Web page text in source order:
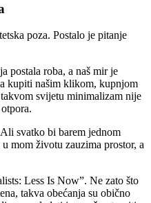
poza. Postalo je pitanje
postala roba, a naš mir je
kupiti našim klikom, kupnjom
svijetu minimalizam nije
svatko bi barem jednom
mom životu zauzima prostor, a
Less Is Now”. Ne zato što
takva obećanja su obično